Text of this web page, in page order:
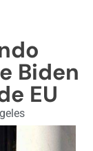
Biden
EU